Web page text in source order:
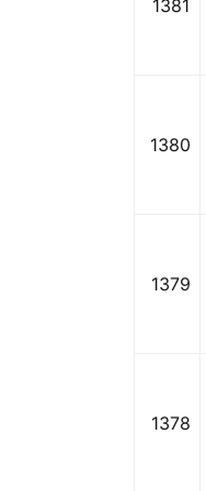
1381
1380
1379
1378